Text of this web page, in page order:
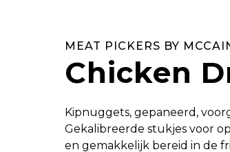
MEAT PICKERS BY
Chicken
Kipnuggets, gepaneerd,
Gekalibreerde stukjes voor
en gemakkelijk bereid in de